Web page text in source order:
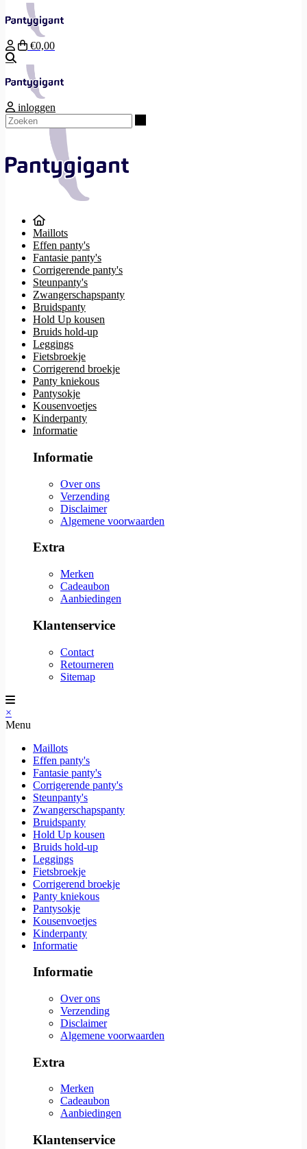
€0,00
inloggen
Maillots
Effen panty's
Fantasie panty's
Corrigerende panty's
Steunpanty's
Zwangerschapspanty
Bruidspanty
Hold Up kousen
Bruids hold-up
Leggings
Fietsbroekje
Corrigerend broekje
Panty kniekous
Pantysokje
Kousenvoetjes
Kinderpanty
Informatie
Informatie
Over ons
Verzending
Disclaimer
Algemene voorwaarden
Extra
Merken
Cadeaubon
Aanbiedingen
Klantenservice
Contact
Retourneren
Sitemap
×
Menu
Maillots
Effen panty's
Fantasie panty's
Corrigerende panty's
Steunpanty's
Zwangerschapspanty
Bruidspanty
Hold Up kousen
Bruids hold-up
Leggings
Fietsbroekje
Corrigerend broekje
Panty kniekous
Pantysokje
Kousenvoetjes
Kinderpanty
Informatie
Informatie
Over ons
Verzending
Disclaimer
Algemene voorwaarden
Extra
Merken
Cadeaubon
Aanbiedingen
Klantenservice